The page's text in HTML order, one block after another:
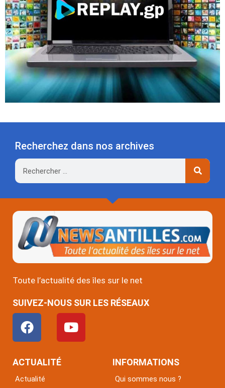
Recherchez dans nos archives
Rechercher
Toute l’actualité des îles sur le net
SUIVEZ-NOUS SUR LES RÉSEAUX
F
a
c
e
o
Y
o
u
ACTUALITÉ
Actualité
INFORMATIONS
Qui sommes nous ?